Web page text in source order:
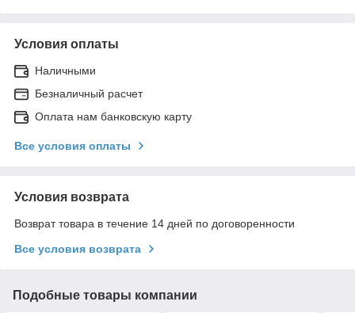
Условия оплаты
Наличными
Безналичный расчет
Оплата нам банковскую карту
Все условия оплаты
Условия возврата
Возврат товара в течение 14 дней по договоренности
Все условия возврата
Подобные товары компании